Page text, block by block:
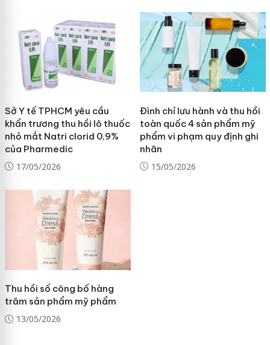
Sở Y tế TPHCM yêu cầu
khẩn trương thu hồi lô thuốc
nhỏ mắt Natri clorid 0,9%
của Pharmedic
17/05/2026
Đình chỉ lưu hành và thu hồi
toàn quốc 4 sản phẩm mỹ
phẩm vi phạm quy định ghi
nhãn
15/05/2026
Thu hồi số công bố hàng
trăm sản phẩm mỹ phẩm
13/05/2026